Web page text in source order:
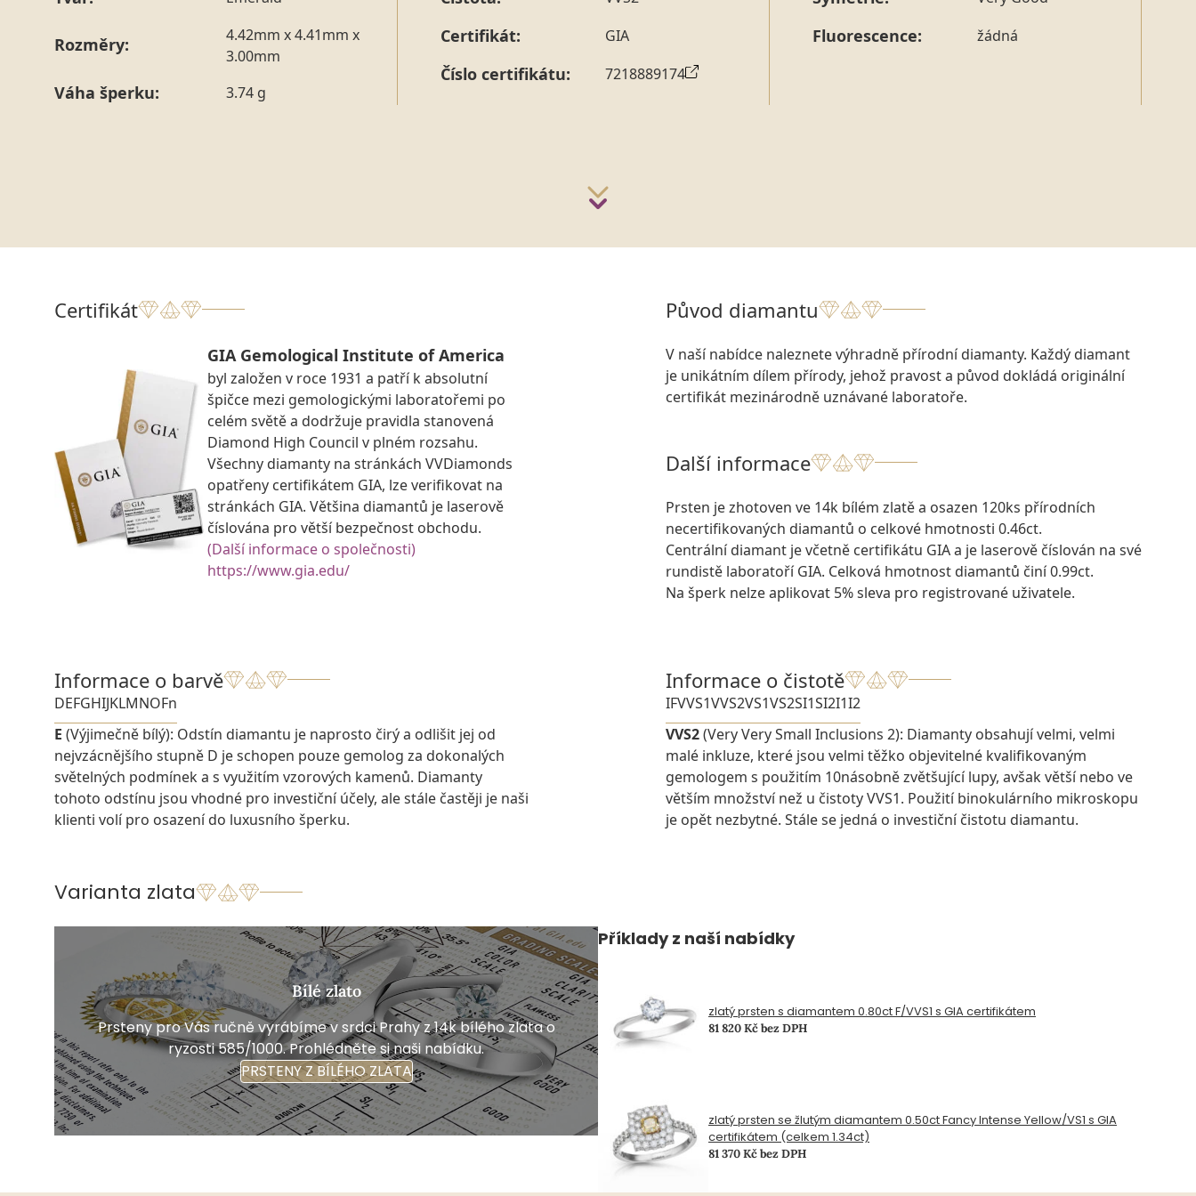
Pro sdělení skladové velikosti tohoto konkrétního prstenu nás můžete
Rozměry:
4.42mm x 4.41mm x
3.00mm
Váha šperku: 3.74 g
Certifikát: GIA
Číslo certifikátu: 7218889174
Fluorescence: žádná
Certifikát
GIA Gemological Institute of America
byl založen v roce 1931 a patří k absolutní
špičce mezi gemologickými laboratořemi po
celém světě a dodržuje pravidla stanovená
Diamond High Council v plném rozsahu.
Všechny diamanty na stránkách VVDiamonds
opatřeny certifikátem GIA, lze verifikovat na
stránkách GIA. Většina diamantů je laserově
číslována pro větší bezpečnost obchodu.
(Další informace o společnosti)
https://www.gia.edu/
Původ diamantu
V naší nabídce naleznete výhradně přírodní diamanty. Každý diamant
je unikátním dílem přírody, jehož pravost a původ dokládá originální
certifikát mezinárodně uznávané laboratoře.
Další informace
Prsten je zhotoven ve 14k bílém zlatě a osazen 120ks přírodních
necertifikovaných diamantů o celkové hmotnosti 0.46ct.
Centrální diamant je včetně certifikátu GIA a je laserově číslován na své
rundistě laboratoří GIA. Celková hmotnost diamantů činí 0.99ct.
Na šperk nelze aplikovat 5% sleva pro registrované uživatele.
Informace o barvě
DEFGHIJKLMNOFn
E (Výjimečně bílý): Odstín diamantu je naprosto čirý a odlišit jej od
nejvzácnějšího stupně D je schopen pouze gemolog za dokonalých
světelných podmínek a s využitím vzorových kamenů. Diamanty
tohoto odstínu jsou vhodné pro investiční účely, ale stále častěji je naši
klienti volí pro osazení do luxusního šperku.
Informace o čistotě
IFVVS1VVS2VS1VS2SI1SI2I1I2
VVS2(Very Very Small Inclusions 2): Diamanty obsahují velmi, velmi
malé inkluze, které jsou velmi těžko objevitelné kvalifikovaným
gemologem s použitím 10násobně zvětšující lupy, avšak větší nebo ve
větším množství než u čistoty VVS1. Použití binokulárního mikroskopu
je opět nezbytné. Stále se jedná o investiční čistotu diamantu.
Varianta zlata
Bílé zlato
Prsteny pro Vás ručně vyrábíme v srdci Prahy z 14k bílého zlata o
ryzosti 585/1000. Prohlédněte si naši nabídku.
PRSTENY Z BÍLÉHO ZLATA
Příklady z naší nabídky
zlatý prsten s diamantem 0.80ct F/VVS1 s GIA certifikátem
81 820 Kč bez DPH
zlatý prsten se žlutým diamantem 0.50ct Fancy Intense Yellow/VS1 s GIA
certifikátem (celkem 1.34ct)
81 370 Kč bez DPH